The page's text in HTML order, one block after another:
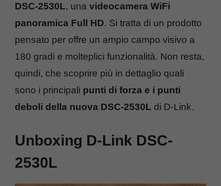
DSC-2530L, una videocamera WiFi
panoramica Full HD. Si tratta di un prodotto
pensato per offre un ampio campo visivo a
180 gradi e molteplici funzionalità. Non resta,
quindi, che scoprire più in dettaglio quali
sono i principali punti di forza e i punti
deboli della nuova DSC-2530L di D-Link.
Unboxing D-Link DSC-
2530L